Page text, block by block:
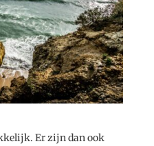
Er zijn dan ook